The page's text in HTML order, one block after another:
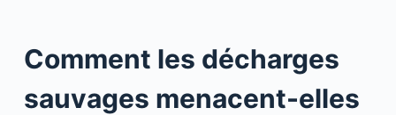
Comment les décharges
sauvages menacent-elles